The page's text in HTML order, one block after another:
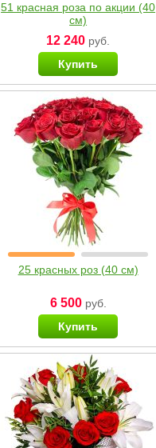
51 красная роза по акции (40
см)
12 240 руб.
Купить
25 красных роз (40 см)
6 500руб.
Купить